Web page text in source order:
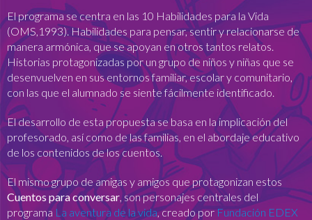
El programa se centra en las 10 Habilidades para la Vida
(OMS,1993). Habilidades para pensar, sentir y relacionarse de
manera armónica, que se apoyan en otros tantos relatos.
Historias protagonizadas por un grupo de niños y niñas que se
desenvuelven en sus entornos familiar, escolar y comunitario,
con las que el alumnado se siente fácilmente identificado.
El desarrollo de esta propuesta se basa en la implicación del
profesorado, así como de las familias, en el abordaje educativo
de los contenidos de los cuentos.
El mismo grupo de amigas y amigos que protagonizan estos
Cuentos para conversar, son personajes centrales del
programa La aventura de la vida, creado porFundación EDEX